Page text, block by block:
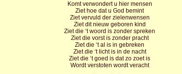
Komt verwondert u hier mensen
Ziet hoe dat u God bemint
Ziet vervuld der zielenwensen
Ziet dit nieuw geboren kind
Ziet die ‘t woord is zonder spreken
Ziet die vorst is zonder pracht
Ziet die ‘t al is in gebreken
Ziet die ‘t licht is in de nacht
Ziet die ‘t goed is dat zo zoet is
Wordt verstoten wordt veracht